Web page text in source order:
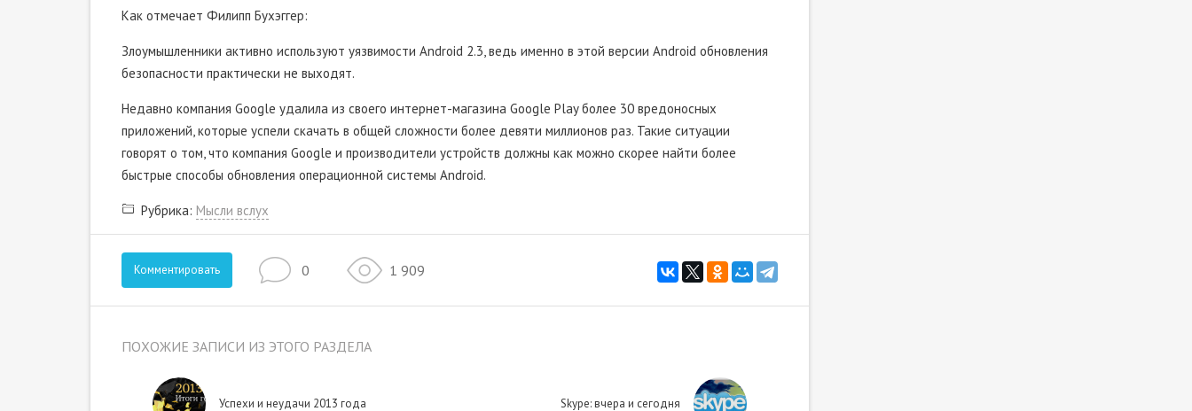
Как отмечает Филипп Бухэггер:
Злоумышленники активно используют уязвимости Android 2.3, ведь именно в этой версии Android обновления
безопасности практически не выходят.
Недавно компания Google удалила из своего интернет-магазина Google Play более 30 вредоносных
приложений, которые успели скачать в общей сложности более девяти миллионов раз. Такие ситуации
говорят о том, что компания Google и производители устройств должны как можно скорее найти более
быстрые способы обновления операционной системы Android.
Рубрика: Мысли вслух
Комментировать 0 1 909
ПОХОЖИЕ ЗАПИСИ ИЗ ЭТОГО РАЗДЕЛА
Успехи и неудачи 2013 года Skype: вчера и сегодня